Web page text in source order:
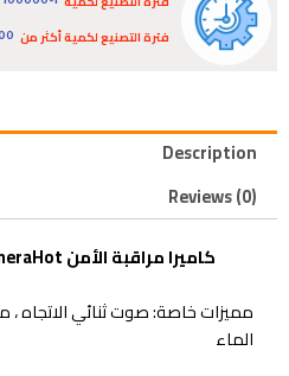
فترة التصنيع لكمية أكثر من
Description
Reviews (0)
كاميرا مراقبة الأمن IP POE PTZ Dome CameraHot
مميزات خاصة:صوت ثنائي الاتجاه
الماء